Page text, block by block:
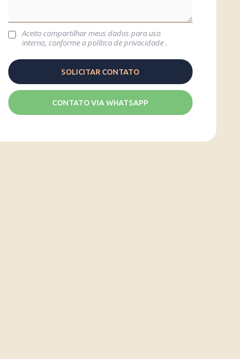
Aceito compartilhar meus dados para uso
interno, conforme apolítica de privacidade.
CONTATO VIA WHATSAPP